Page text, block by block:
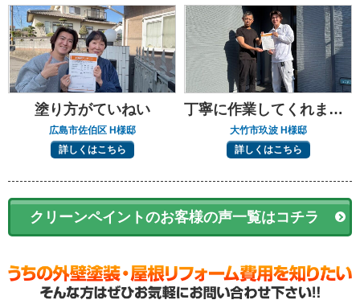
塗り方がていねい
広島市佐伯区 H様邸
詳しくはこちら
丁寧に作業してくれました
大竹市玖波 H様邸
詳しくはこちら
クリーンペイントのお客様の声一覧はコチラ